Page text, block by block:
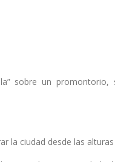
sobre un
la ciudad desde las